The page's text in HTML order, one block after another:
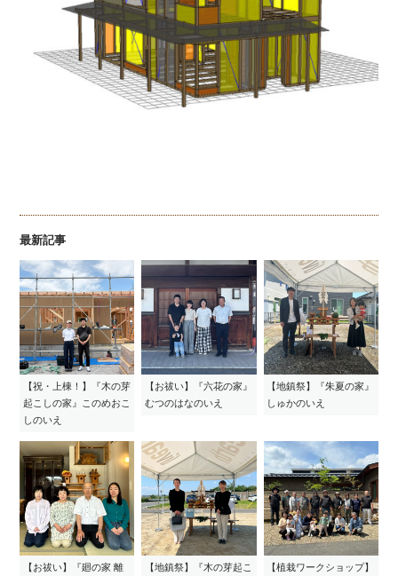
最新記事
【祝・上棟！】『木の芽
起こしの家』このめおこ
しのいえ
【お祓い】『六花の家』
むつのはなのいえ
【地鎮祭】『朱夏の家』
しゅかのいえ
【お祓い】『廻の家 離
【地鎮祭】『木の芽起こ
【植栽ワークショップ】